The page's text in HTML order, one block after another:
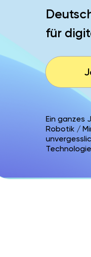
Ein ganzes
Robotik /
für